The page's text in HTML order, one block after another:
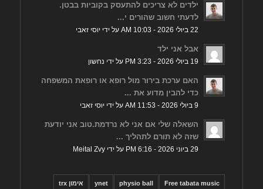
ילדים לא צריכים להתעסק בקוביות בבטן.
לדעתי חשוב שהורים י...
22 ביולי 2026 - 10:03 AM על ידי יוסי זאבי
אבל אני ילד
19 ביולי 2026 - 3:23 PM על ידי נחשון
האם ערכת בירור מול רופא או רופאת המשפחה
כדי להבין מדוע את ...
9 ביולי 2026 - 11:53 AM על ידי יוסי זאבי
השאלה שלי אם אני לא נרדמת.טוב אני יודעת
שזה לא תורם לתהליך ...
29 ביוני 2026 - 6:16 PM על ידי Meital Zvy
Free tabata music
physio ball
ynet אימון trx